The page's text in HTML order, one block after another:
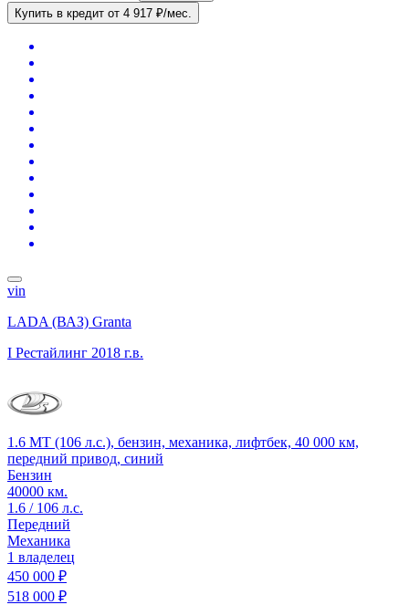
Купить в кредит от 4 917 ₽/мес.
vin
LADA (ВАЗ) Granta
I Рестайлинг 2018 г.в.
1.6 MT (106 л.с.), бензин, механика, лифтбек, 40 000 км,
передний привод, синий
Бензин
40000 км.
1.6 / 106 л.с.
Передний
Механика
1 владелец
450 000 ₽
518 000 ₽